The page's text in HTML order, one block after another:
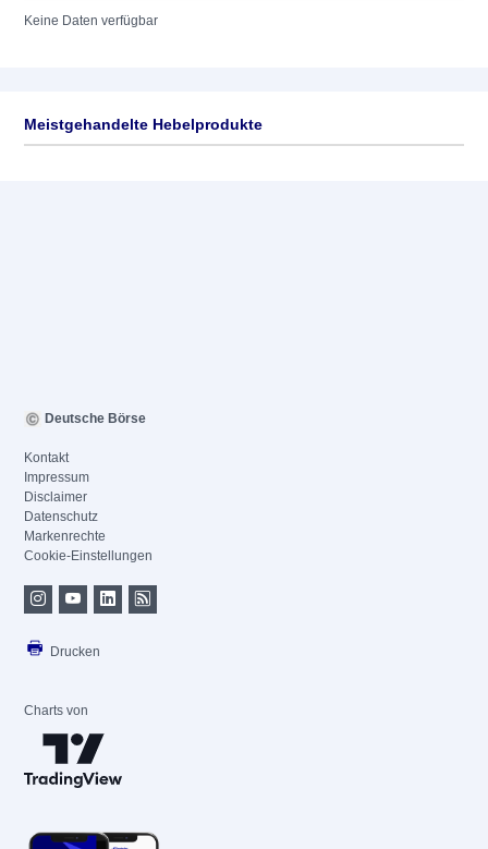
Keine Daten verfügbar
Meistgehandelte Hebelprodukte
Deutsche Börse
Kontakt
Impressum
Disclaimer
Datenschutz
Markenrechte
Cookie-Einstellungen
Drucken
Charts von